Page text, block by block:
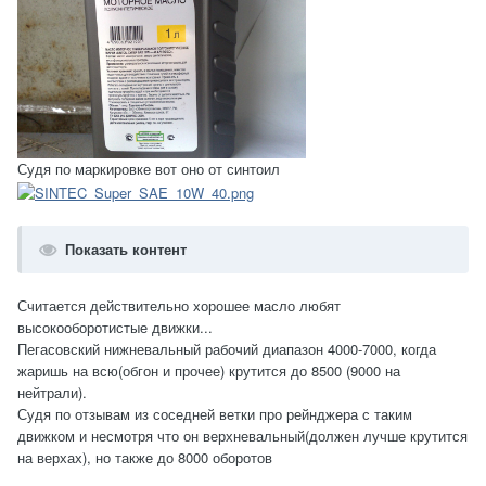
пробеге
типа пробега нет ещё рано, при следующем полезу, но
глянул что слилось, пошёл за ключём.... Когда снял
маслофильтр я просто охренел.. ВОт фото часть ещё опилок
слезло пока снимал, зацените
Судя по маркировке вот оно от синтоил
Показать контент
Считается действительно хорошее масло любят
высокооборотистые движки...
Пегасовский нижневальный рабочий диапазон 4000-7000, когда
жаришь на всю(обгон и прочее) крутится до 8500 (9000 на
нейтрали).
Судя по отзывам из соседней ветки про рейнджера с таким
движком и несмотря что он верхневальный(должен лучше крутится
на верхах), но также до 8000 оборотов